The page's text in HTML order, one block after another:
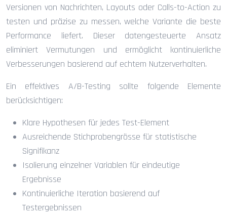
Versionen von Nachrichten, Layouts oder Calls-to-Action zu
testen und präzise zu messen, welche Variante die beste
Performance liefert. Dieser datengesteuerte Ansatz
eliminiert Vermutungen und ermöglicht kontinuierliche
Verbesserungen basierend auf echtem Nutzerverhalten.
Ein effektives A/B-Testing sollte folgende Elemente
berücksichtigen:
Klare Hypothesen für jedes Test-Element
Ausreichende Stichprobengrösse für statistische
Signifikanz
Isolierung einzelner Variablen für eindeutige
Ergebnisse
Kontinuierliche Iteration basierend auf
Testergebnissen